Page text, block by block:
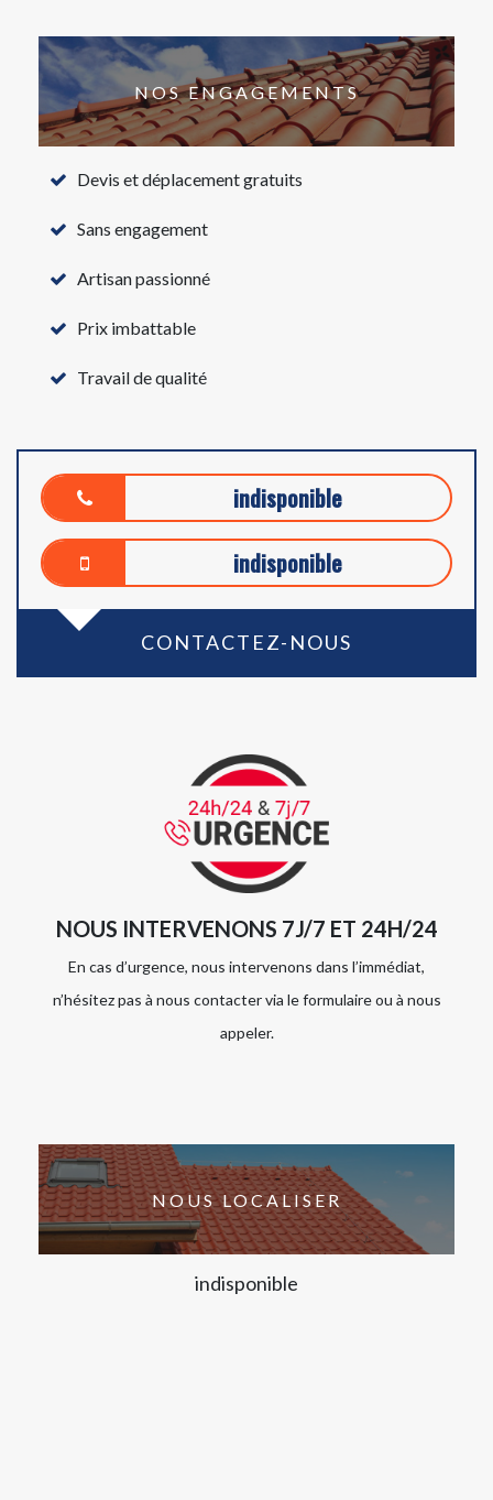
NOS ENGAGEMENTS
Devis et déplacement gratuits
Sans engagement
Artisan passionné
Prix imbattable
Travail de qualité
indisponible
indisponible
CONTACTEZ-NOUS
NOUS INTERVENONS 7J/7 ET 24H/24
En cas d’urgence, nous intervenons dans l’immédiat,
n’hésitez pas à nous contacter via le formulaire ou à nous
appeler.
NOUS LOCALISER
indisponible